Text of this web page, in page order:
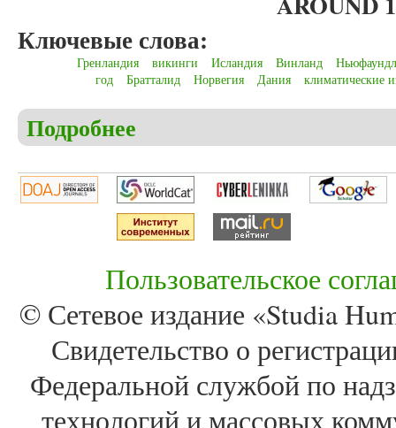
Ключевые слова:
Гренландия викинги Исландия Винланд
год
Братталид Норвегия Дания климатические
Подробнее
Пользовательское
© Сетевое издание «Studia
Свидетельство о
Федеральной службой по
технологий и массовых